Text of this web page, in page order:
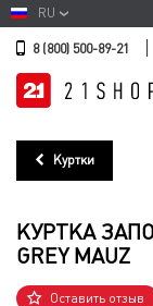
RU
8 (800) 500-89-21
Куртки
КУРТКА
GREY MAUZ
Оставить отзыв